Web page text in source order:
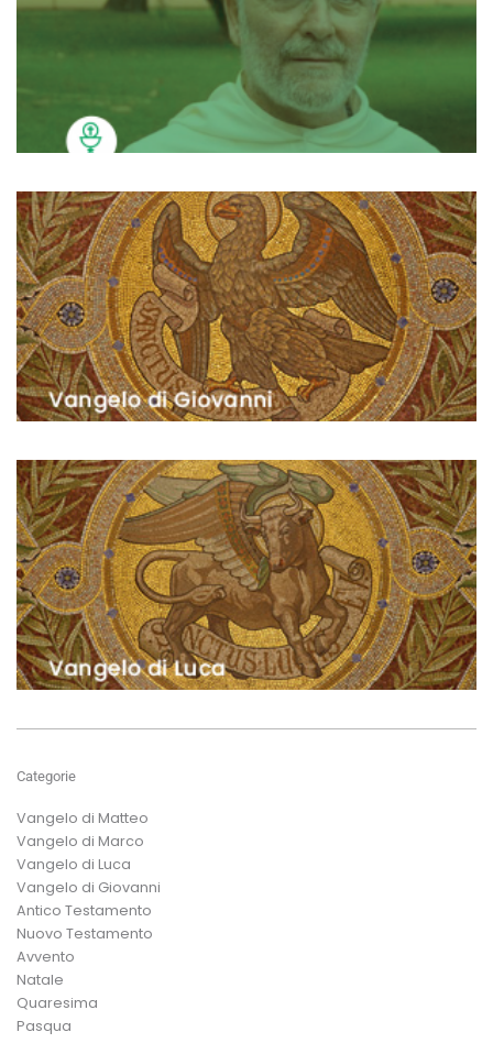
Categorie
Vangelo di Matteo
Vangelo di Marco
Vangelo di Luca
Vangelo di Giovanni
Antico Testamento
Nuovo Testamento
Avvento
Natale
Quaresima
Pasqua